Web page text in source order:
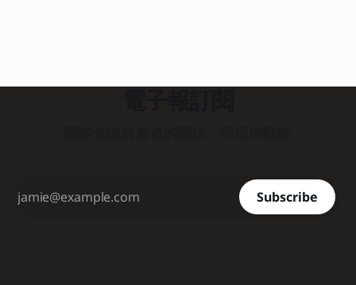
無法解決問題，反而容易引發「群體思維」與高階主管個人偏
的經驗，以及十多年來輔導超過三百個團隊的創投實務，共同
研發出一套能在兩天內（十小時）
Subscribe